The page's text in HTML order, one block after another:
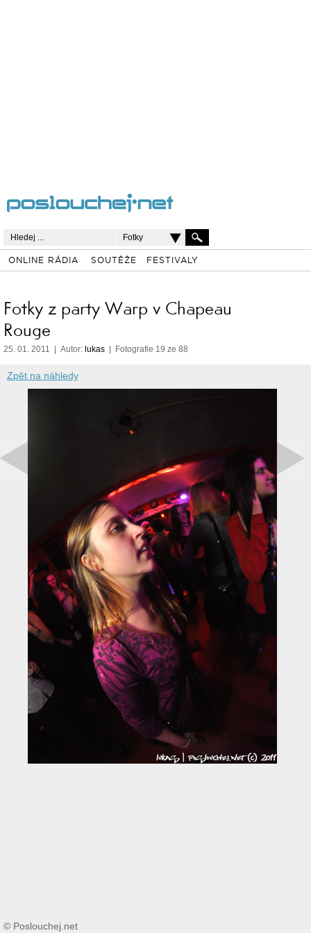
Fotky
ONLINE RÁDIA SOUTĚŽE FESTIVALY
Fotky z party Warp v Chapeau
Rouge
25. 01. 2011 | Autor: lukas | Fotografie 19 ze 88
Zpět na náhledy
© Poslouchej.net